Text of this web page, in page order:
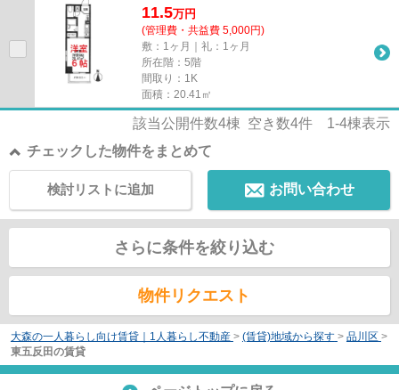
11.5万円
(管理費・共益費 5,000円)
敷：1ヶ月｜礼：1ヶ月
所在階：5階
間取り：1K
面積：20.41㎡
該当公開件数4棟 空き数4件 1-4棟表示
チェックした物件をまとめて
お問い合わせ
検討リストに追加
さらに条件を絞り込む
物件リクエスト
大森の一人暮らし向け賃貸｜1人暮らし不動産 > (賃貸)地域から探す > 品川区 >
東五反田の賃貸